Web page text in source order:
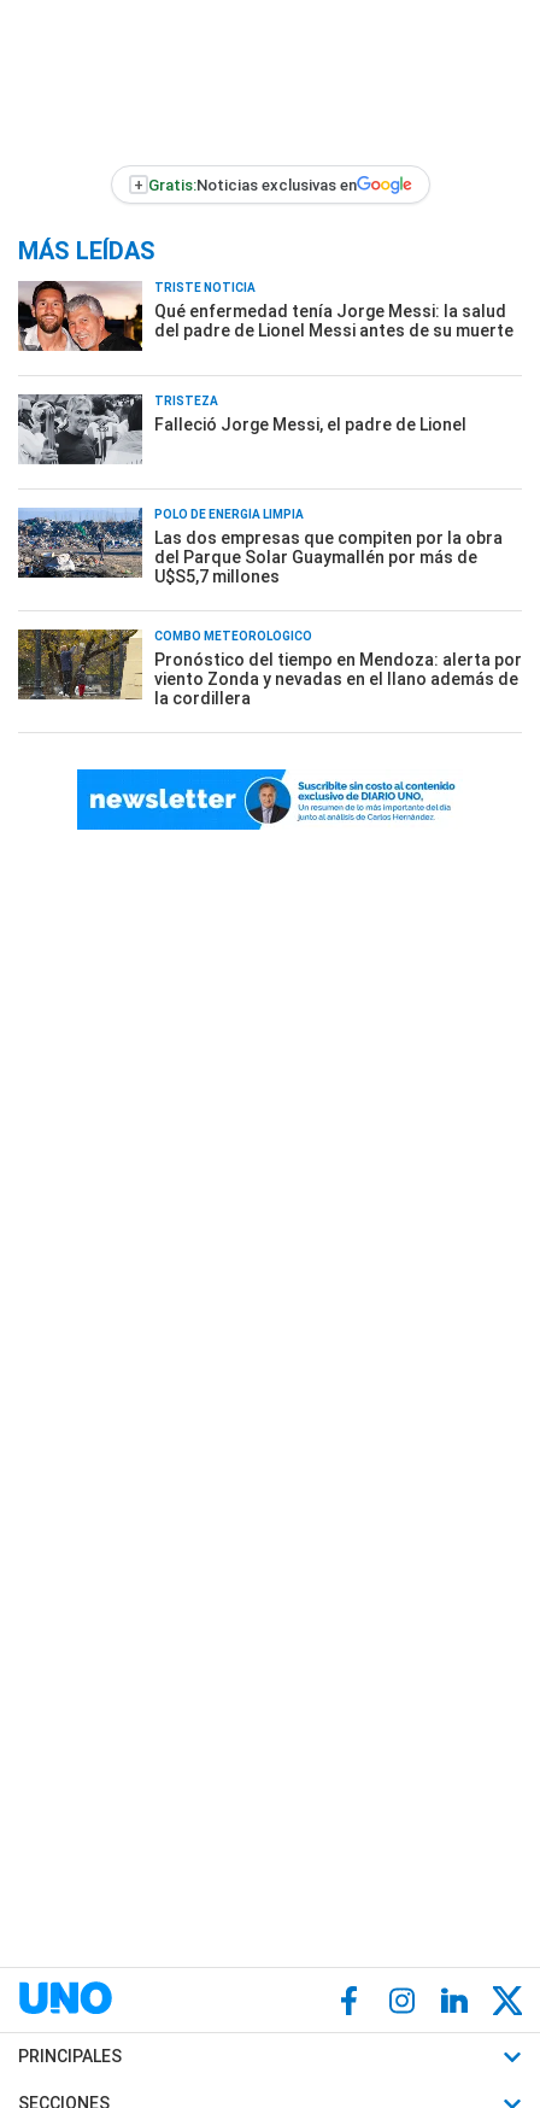
+ Gratis:Noticias exclusivas en
MÁS LEÍDAS
TRISTE NOTICIA
Qué enfermedad tenía Jorge Messi: la salud
del padre de Lionel Messi antes de su muerte
TRISTEZA
Falleció Jorge Messi, el padre de Lionel
POLO DE ENERGÍA LIMPIA
Las dos empresas que compiten por la obra
del Parque Solar Guaymallén por más de
U$S5,7 millones
COMBO METEOROLÓGICO
Pronóstico del tiempo en Mendoza: alerta por
viento Zonda y nevadas en el llano además de
la cordillera
PRINCIPALES
Últimas Noticias
SECCIONES